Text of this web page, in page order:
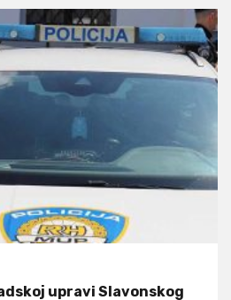
upravi Slavonskog